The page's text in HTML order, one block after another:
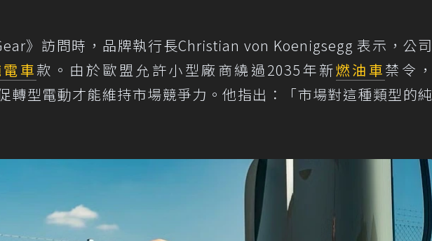
》訪問時，品牌執行長Christian von Koenigsegg 表示，公司
車款。由於歐盟允許小型廠商繞過2035年新燃油車禁令，
轉型電動才能維持市場競爭力。他指出：「市場對這種類型的純